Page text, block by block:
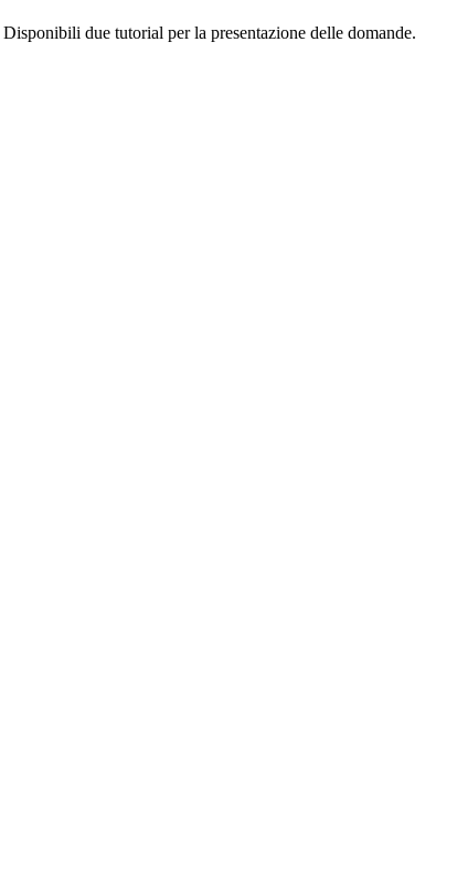
due tutorial per la presentazione delle domande.